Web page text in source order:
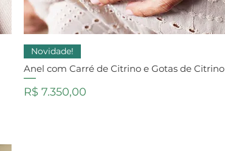
Novidade!
Anel com Carré de Citrino e Gotas de Citrino
Preço
R$ 7.350,00